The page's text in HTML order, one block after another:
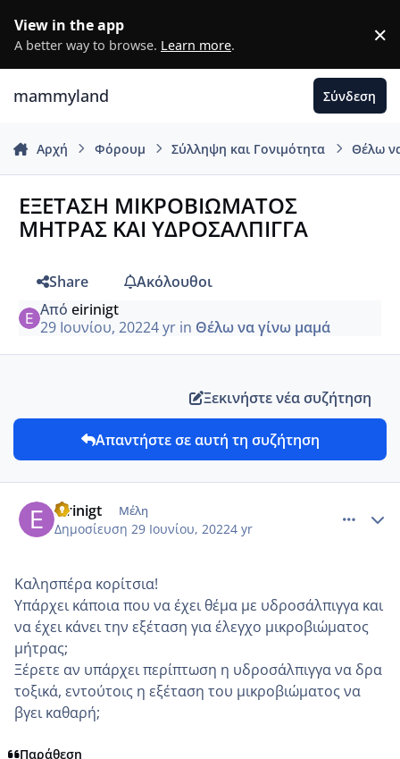
View in the app
A better way to browse. Learn more. ×
mammyland Σύνδεση
Αρχή Φόρουμ Σύλληψη και Γονιμότητα Θέλω
ΕΞΕΤΑΣΗ ΜΙΚΡΟΒΙΩΜΑΤΟΣ
ΜΗΤΡΑΣ ΚΑΙ ΥΔΡΟΣΑΛΠΙΓΓΑ
Share
Ακόλουθοι
Από eirinigt
29 Ιουνίου, 20224 yrin Θέλω να γίνω μαμά
Ξεκινήστε νέα συζήτηση
Απαντήστε σε αυτή τη συζήτηση
eirinigt Μέλη
Δημοσίευση 29 Ιουνίου, 20224 yr
Καλησπέρα κορίτσια!
Υπάρχει κάποια που να έχει θέμα με υδροσάλπιγγα και
να έχει κάνει την εξέταση για έλεγχο μικροβιώματος
μήτρας;
Ξέρετε αν υπάρχει περίπτωση η υδροσάλπιγγα να δρα
τοξικά, εντούτοις η εξέταση του μικροβιώματος να
βγει καθαρή;
Παράθεση